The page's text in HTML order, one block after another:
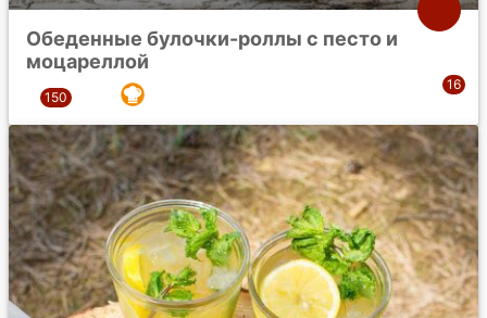
Обеденные булочки-роллы с песто и
моцареллой